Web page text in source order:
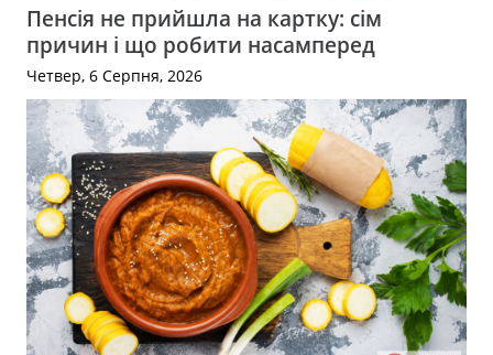
Пенсія не прийшла на картку: сім
причин і що робити насамперед
Четвер, 6 Серпня, 2026